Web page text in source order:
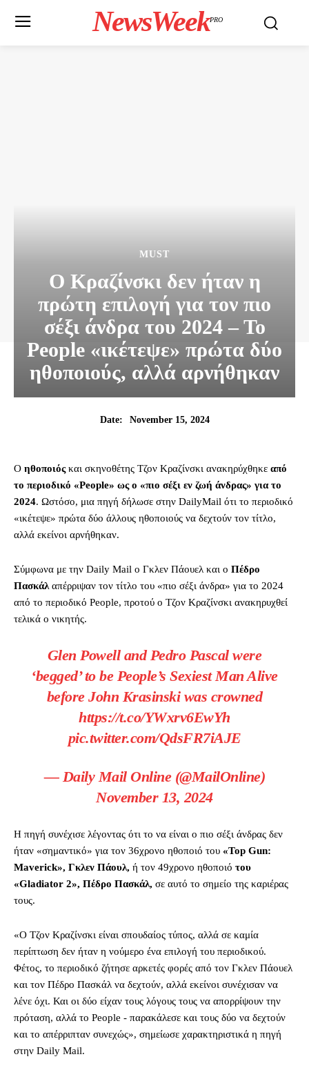
NewsWeekPRO
MUST
Ο Κραζίνσκι δεν ήταν η
πρώτη επιλογή για τον πιο
σέξι άνδρα του 2024 – Το
People «ικέτεψε» πρώτα δύο
ηθοποιούς, αλλά αρνήθηκαν
Date: November 15, 2024
Ο ηθοποιόςκαι σκηνοθέτης Τζον Κραζίνσκι ανακηρύχθηκε από
το περιοδικό «People» ως ο «πιο σέξι εν ζωή άνδρας» για το
2024. Ωστόσο, μια πηγή δήλωσε στην DailyMail ότι το περιοδικό
«ικέτεψε» πρώτα δύο άλλους ηθοποιούς να δεχτούν τον τίτλο,
αλλά εκείνοι αρνήθηκαν.
Σύμφωνα με την Daily Mail ο Γκλεν Πάουελ και ο Πέδρο
Πασκάλ απέρριψαν τον τίτλο του «πιο σέξι άνδρα» για το 2024
από το περιοδικό People, προτού ο Τζον Κραζίνσκι ανακηρυχθεί
τελικά ο νικητής.
Glen Powell and Pedro Pascal were
‘begged’ to be People’s Sexiest Man Alive
before John Krasinski was crowned
https://t.co/YWxrv6EwYh
pic.twitter.com/QdsFR7iAJE
— Daily Mail Online (@MailOnline)
November 13, 2024
Η πηγή συνέχισε λέγοντας ότι το να είναι ο πιο σέξι άνδρας δεν
ήταν «σημαντικό» για τον 36χρονο ηθοποιό του «Top Gun:
Maverick», Γκλεν Πάουλ, ή τον 49χρονο ηθοποιό του
«Gladiator 2», Πέδρο Πασκάλ, σε αυτό το σημείο της καριέρας
τους.
«Ο Τζον Κραζίνσκι είναι σπουδαίος τύπος, αλλά σε καμία
περίπτωση δεν ήταν η νούμερο ένα επιλογή του περιοδικού.
Φέτος, το περιοδικό ζήτησε αρκετές φορές από τον Γκλεν Πάουελ
και τον Πέδρο Πασκάλ να δεχτούν, αλλά εκείνοι συνέχισαν να
λένε όχι. Και οι δύο είχαν τους λόγους τους να απορρίψουν την
πρόταση, αλλά το People - παρακάλεσε και τους δύο να δεχτούν
και το απέρριπταν συνεχώς», σημείωσε χαρακτηριστικά η πηγή
στην Daily Mail.